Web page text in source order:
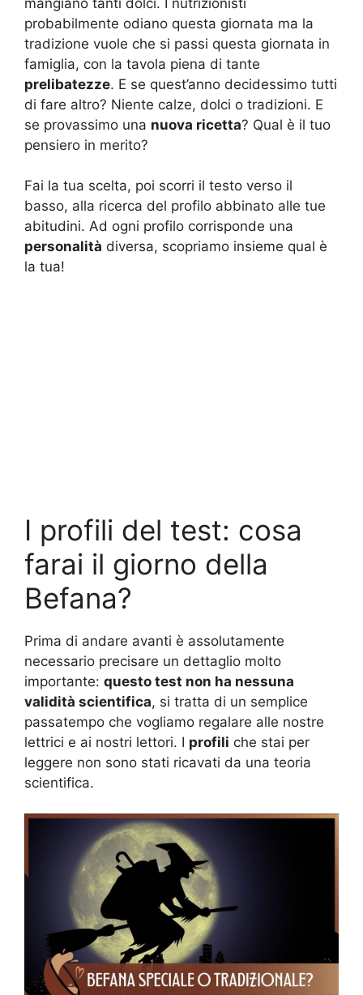
probabilmente odiano questa giornata ma la
tradizione vuole che si passi questa giornata in
famiglia, con la tavola piena di tante
prelibatezze. E se quest’anno decidessimo tutti
di fare altro? Niente calze, dolci o tradizioni. E
se provassimo una nuova ricetta? Qual è il tuo
pensiero in merito?
Fai la tua scelta, poi scorri il testo verso il
basso, alla ricerca del profilo abbinato alle tue
abitudini. Ad ogni profilo corrisponde una
personalità diversa, scopriamo insieme qual è
la tua!
I profili del test: cosa
farai il giorno della
Befana?
Prima di andare avanti è assolutamente
necessario precisare un dettaglio molto
importante: questo test non ha nessuna
validità scientifica, si tratta di un semplice
passatempo che vogliamo regalare alle nostre
lettrici e ai nostri lettori. I profili che stai per
leggere non sono stati ricavati da una teoria
scientifica.